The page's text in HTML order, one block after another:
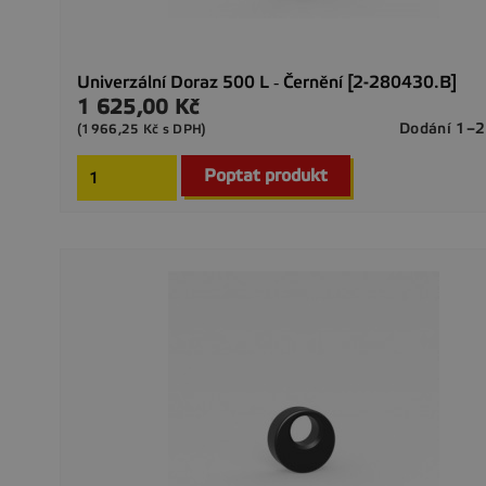
Univerzální Doraz 500 L ‐ Černění [2-280430.B]
Cena
1 625,00 Kč
Dodání
(1966,25 Kč s DPH)
Poptat produkt